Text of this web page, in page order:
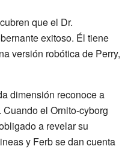
que el Dr.
exitoso. Él tiene
versión robótica de Perry,
dimensión reconoce a
el Ornito-cyborg
a revelar su
y Ferb se dan cuenta